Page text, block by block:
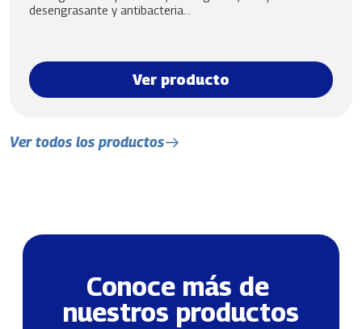
desengrasante y antibacteria...
Ver producto
Ver todos los productos
Conoce más de
nuestros productos